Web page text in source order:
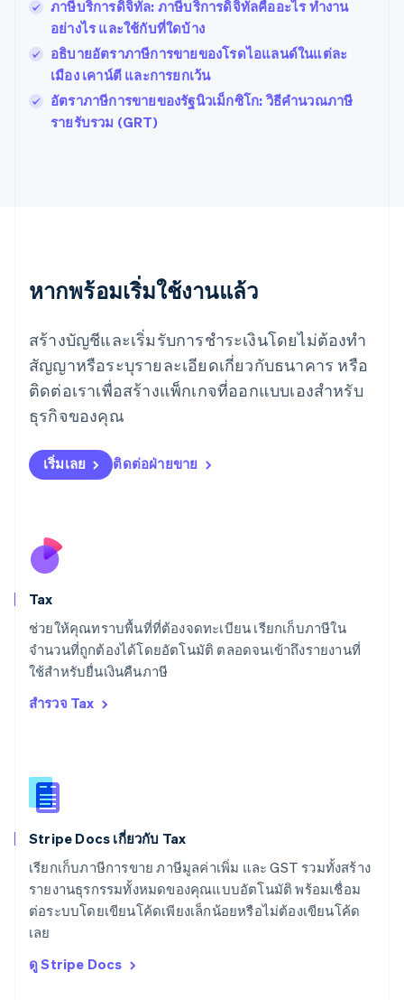
ภาษีบริการดิจิทัล: ภาษีบริการดิจิทัลคืออะไร ทำงาน
อย่างไร และใช้กับที่ใดบ้าง
อธิบายอัตราภาษีการขายของโรดไอแลนด์ในแต่ละ
เมือง เคาน์ตี และการยกเว้น
อัตราภาษีการขายของรัฐนิวเม็กซิโก: วิธีคำนวณภาษี
รายรับรวม (GRT)
หากพร้อมเริ่มใช้งานแล้ว
สร้างบัญชีและเริ่มรับการชำระเงินโดยไม่ต้องทำ
สัญญาหรือระบุรายละเอียดเกี่ยวกับธนาคาร หรือ
ติดต่อเราเพื่อสร้างแพ็กเกจที่ออกแบบเองสำหรับ
ธุรกิจของคุณ
เริ่มเลย ติดต่อฝ่ายขาย
Tax
ช่วยให้คุณทราบพื้นที่ที่ต้องจดทะเบียน เรียกเก็บภาษีใน
จำนวนที่ถูกต้องได้โดยอัตโนมัติ ตลอดจนเข้าถึงรายงานที่
ใช้สำหรับยื่นเงินคืนภาษี
สำรวจ Tax
Stripe Docs เกี่ยวกับ Tax
เรียกเก็บภาษีการขาย ภาษีมูลค่าเพิ่ม และ GST รวมทั้งสร้าง
รายงานธุรกรรมทั้งหมดของคุณแบบอัตโนมัติ พร้อมเชื่อม
ต่อระบบโดยเขียนโค้ดเพียงเล็กน้อยหรือไม่ต้องเขียนโค้ด
เลย
ดู Stripe Docs
Português English
โปแลนด์
English
ฝรั่งเศส
English
ฟินแลนด์
EnglishSvenska
เยอรมนี
โรมาเนีย
English
ลักเซมเบิร์ก
FrançaisDeutschEnglish
ลัตเวีย
English
Deutsch English
ลิทัวเนีย
สโลวาเกีย
English
สวิตเซอร์แลนด์
Deutsch FrançaisItaliano English
สวีเดน
SvenskaEnglish
สหรัฐอเมริกา
EnglishEspañol
English
สาธารณรัฐเช็ก
สิงคโปร์
English简体中文
ออสเตรเลีย
English
ออสเตรีย
ItalianoEnglish